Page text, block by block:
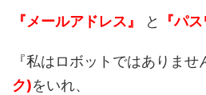
『メールアドレス』 と 『パ
『私はロボットではありま
ク)をいれ、